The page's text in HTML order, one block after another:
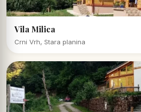
Vila Milica
Crni Vrh, Stara planina